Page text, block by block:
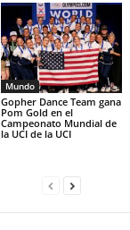
Mundo
Gopher Dance Team gana
Pom Gold en el
Campeonato Mundial de
la UCI de la UCI